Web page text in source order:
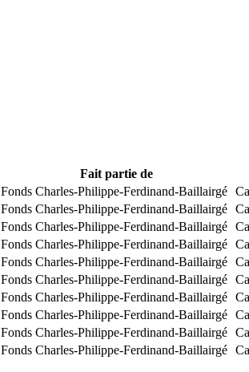
Fait partie de
Fonds Charles-Philippe-Ferdinand-Baillairgé
Fonds Charles-Philippe-Ferdinand-Baillairgé
Fonds Charles-Philippe-Ferdinand-Baillairgé
Fonds Charles-Philippe-Ferdinand-Baillairgé
Fonds Charles-Philippe-Ferdinand-Baillairgé
Fonds Charles-Philippe-Ferdinand-Baillairgé
Fonds Charles-Philippe-Ferdinand-Baillairgé
Fonds Charles-Philippe-Ferdinand-Baillairgé
Fonds Charles-Philippe-Ferdinand-Baillairgé
Fonds Charles-Philippe-Ferdinand-Baillairgé